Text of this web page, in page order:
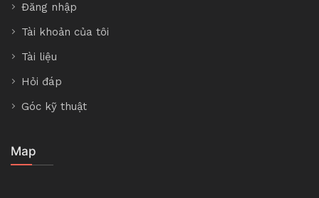
Đăng nhập
Tài khoản của tôi
Tài liệu
Hỏi đáp
Góc kỹ thuật
Map